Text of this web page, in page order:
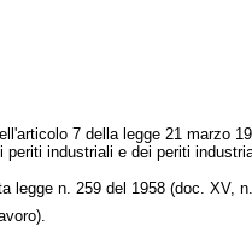
7 della legge 21 marzo
industriali e dei periti
legge n. 259 del 1958 (doc. XV, n.